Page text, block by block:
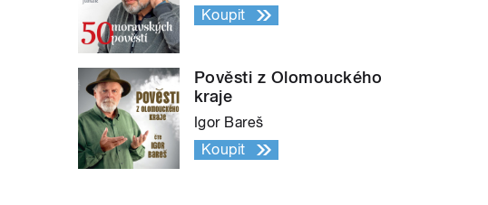
Koupit
Pověsti z Olomouckého
kraje
Igor Bareš
Koupit